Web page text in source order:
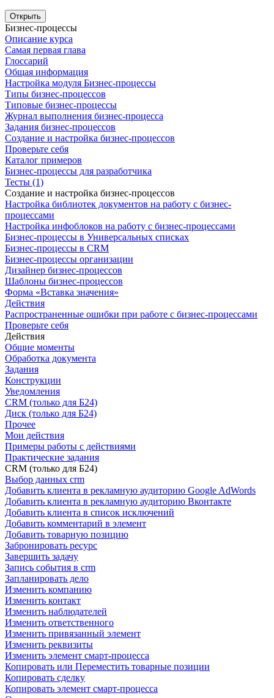
Открыть
Бизнес-процессы
Описание курса
Самая первая глава
Глоссарий
Общая информация
Настройка модуля Бизнес-процессы
Типы бизнес-процессов
Типовые бизнес-процессы
Журнал выполнения бизнес-процесса
Задания бизнес-процессов
Создание и настройка бизнес-процессов
Проверьте себя
Каталог примеров
Бизнес-процессы для разработчика
Тесты (1)
Создание и настройка бизнес-процессов
Настройка библиотек документов на работу с бизнес-
процессами
Настройка инфоблоков на работу с бизнес-процессами
Бизнес-процессы в Универсальных списках
Бизнес-процессы в CRM
Бизнес-процессы организации
Дизайнер бизнес-процессов
Шаблоны бизнес-процессов
Форма «Вставка значения»
Действия
Распространенные ошибки при работе с бизнес-процессами
Проверьте себя
Действия
Общие моменты
Обработка документа
Задания
Конструкции
Уведомления
CRM (только для Б24)
Диск (только для Б24)
Прочее
Мои действия
Примеры работы с действиями
Практические задания
CRM (только для Б24)
Выбор данных crm
Добавить клиента в рекламную аудиторию Google AdWords
Добавить клиента в рекламную аудиторию Вконтакте
Добавить клиента в список исключений
Добавить комментарий в элемент
Добавить товарную позицию
Забронировать ресурс
Завершить задачу
Запись события в crm
Запланировать дело
Изменить компанию
Изменить контакт
Изменить наблюдателей
Изменить ответственного
Изменить привязанный элемент
Изменить реквизиты
Изменить элемент смарт-процесса
Копировать или Переместить товарные позиции
Копировать сделку
Копировать элемент смарт-процесса